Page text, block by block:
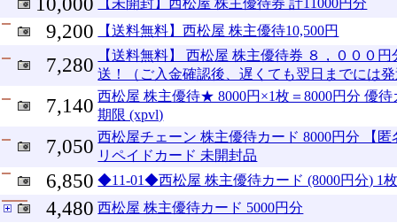
【未開封】西松屋 株主優待券 計11000円分
9,200 【送料無料】西松屋 株主優待10,500円
7,280
【送料無料】 西松屋 株主優待券 ８，０００
送！（ご入金確認後、遅くても翌日までには
7,140 西松屋 株主優待★ 8000円×1枚＝8000円分 優待
期限 (xpvl)
7,050 西松屋チェーン 株主優待カード 8000円分 【
リペイドカード 未開封品
6,850 ◆11-01◆西松屋 株主優待カード (8000円分) 1
4,480 西松屋 株主優待カード 5000円分